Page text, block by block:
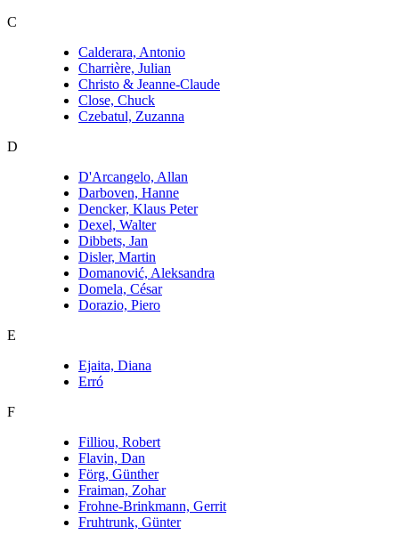
C
Calderara, Antonio
Charrière, Julian
Christo & Jeanne-Claude
Close, Chuck
Czebatul, Zuzanna
D
D'Arcangelo, Allan
Darboven, Hanne
Dencker, Klaus Peter
Dexel, Walter
Dibbets, Jan
Disler, Martin
Domanović, Aleksandra
Domela, César
Dorazio, Piero
E
Ejaita, Diana
Erró
F
Filliou, Robert
Flavin, Dan
Förg, Günther
Fraiman, Zohar
Frohne-Brinkmann, Gerrit
Fruhtrunk, Günter